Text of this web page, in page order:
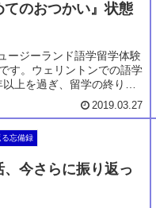
てのおつかい』状態
ージーランド語学留学体験
す。ウェリントンでの語学
上を過ぎ、留学の終りが
したが、英語力はまだまだ
伸びない英語力、そして
れでもウェリントンを、そ
けのIELTSテスト受験を決
。
2019.03.27
る忘備録
、今さらに振り返っ